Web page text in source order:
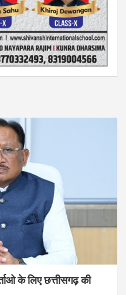
के लिए छत्तीसगढ़ की